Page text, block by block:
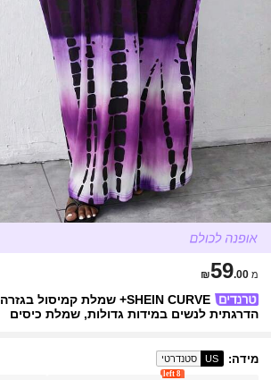
מ ₪59.00
SHEIN CURVE+ שמלת קמיסול בגזרה
הדרגתית לנשים במידות גדולות, שמלת כיסים
מידה:
US סטנדרטי
8 left